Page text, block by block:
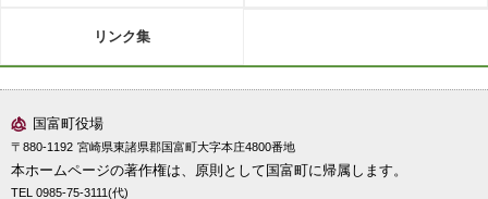
リンク集
国富町役場
〒880-1192 宮崎県東諸県郡国富町大字本庄4800番地
本ホームページの著作権は、原則として国富町に帰属します。
TEL 0985-75-3111(代)